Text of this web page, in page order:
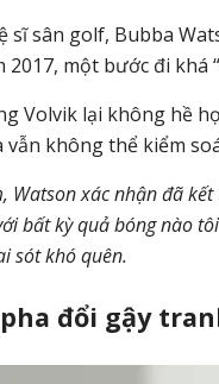
sĩ sân golf, Bubba
2017, một bước đi
Volvik lại không hề
không thể kiểm
Watson xác nhận đã
bất kỳ quả bóng nào
sót khó quên.
đổi gậy